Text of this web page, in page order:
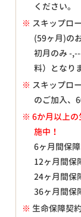
ください。
※ スキップロ
(59ヶ月)の
初月のみ-
料）となり
※ スキップロ
のご加入、
※ 6か月以上の
施中！
6ヶ月間保
12ヶ月間保
24ヶ月間保
36ヶ月間保
※ 生命保障契